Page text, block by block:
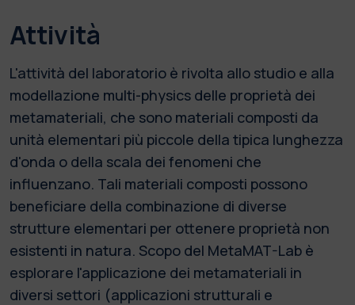
Attività
L'attività del laboratorio è rivolta allo studio e alla
modellazione multi-physics delle proprietà dei
metamateriali, che sono materiali composti da
unità elementari più piccole della tipica lunghezza
d'onda o della scala dei fenomeni che
influenzano. Tali materiali composti possono
beneficiare della combinazione di diverse
strutture elementari per ottenere proprietà non
esistenti in natura. Scopo del MetaMAT-Lab è
esplorare l'applicazione dei metamateriali in
diversi settori (applicazioni strutturali e